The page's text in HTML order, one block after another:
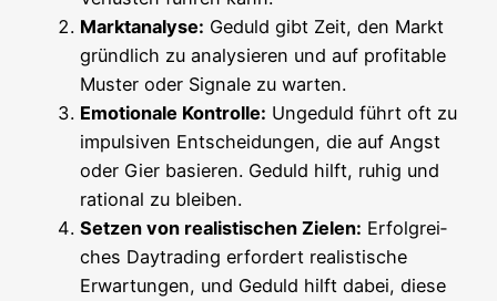
Markt­ana­ly­se: Geduld gibt Zeit, den Markt
gründ­lich zu ana­ly­sie­ren und auf pro­fi­ta­ble
Mus­ter oder Signa­le zu warten.
Emo­tio­na­le Kon­trol­le: Unge­duld führt oft zu
impul­si­ven Ent­schei­dun­gen, die auf Angst
oder Gier basie­ren. Geduld hilft, ruhig und
ratio­nal zu bleiben.
Set­zen von rea­lis­ti­schen Zie­len: Erfolg­rei­
ches Day­tra­ding erfor­dert rea­lis­ti­sche
Erwar­tun­gen, und Geduld hilft dabei, die­se